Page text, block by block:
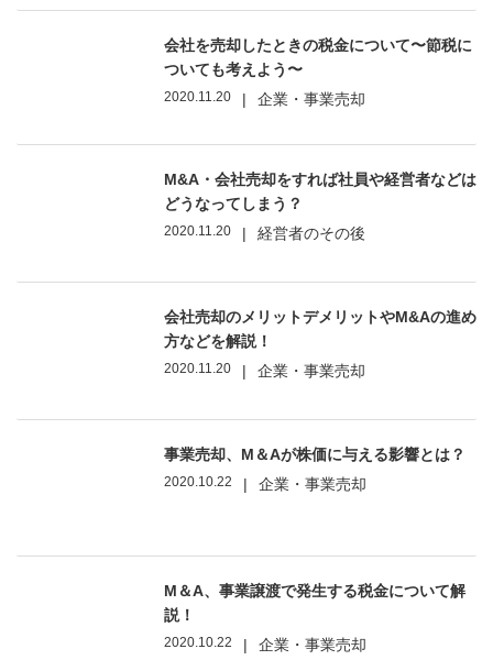
会社を売却したときの税金について〜節税に
ついても考えよう〜
2020.11.20 | 企業・事業売却
M&A・会社売却をすれば社員や経営者などは
どうなってしまう？
2020.11.20 | 経営者のその後
会社売却のメリットデメリットやM&Aの進め
方などを解説！
2020.11.20 | 企業・事業売却
事業売却、M＆Aが株価に与える影響とは？
2020.10.22 | 企業・事業売却
M＆A、事業譲渡で発生する税金について解
説！
2020.10.22 | 企業・事業売却